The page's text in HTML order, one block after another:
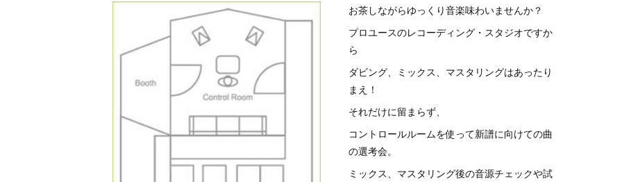
お茶しながらゆっくり音楽味わいませんか？
プロユースのレコーディング・スタジオですか
ら
ダビング、ミックス、マスタリングはあったり
まえ！
それだけに留まらず、
コントロールルームを使って新譜に向けての曲
の選考会。
ミックス、マスタリング後の音源チェックや試